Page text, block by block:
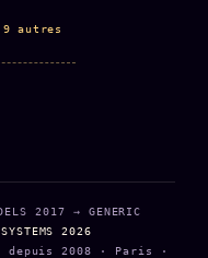
9 autres
2017 → GENERIC
2026
depuis 2008 · Paris ·